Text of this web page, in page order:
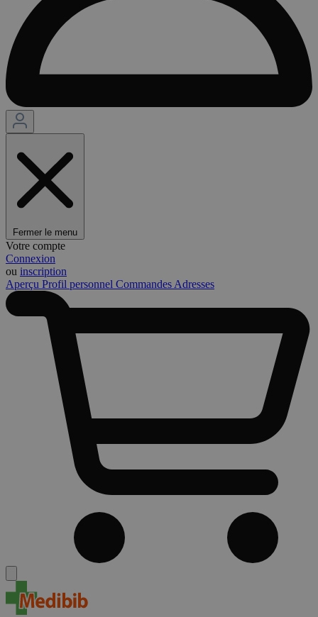
Fermer le menu
Votre compte
Connexion
ou inscription
Aperçu Profil personnel Commandes Adresses